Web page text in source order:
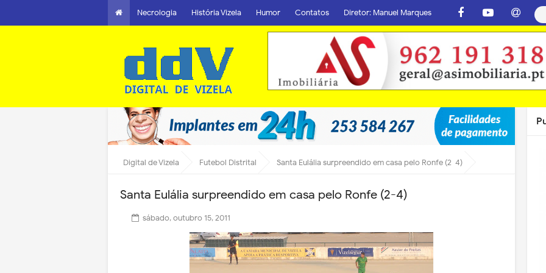
Necrologia História Vizela Humor Contatos Diretor: Manuel Marques
Digital de Vizela Futebol Distrital Santa Eulália surpreendido em casa pelo Ronfe (2-4)
Santa Eulália surpreendido em casa pelo Ronfe (2-4)
sábado, outubro 15, 2011